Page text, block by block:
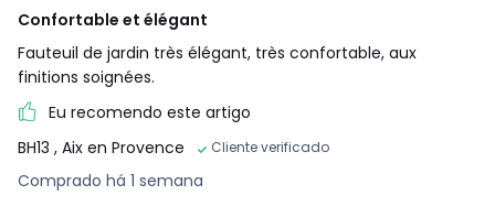
Confortable et élégant
Fauteuil de jardin très élégant, très confortable, aux
finitions soignées.
Eu recomendo este artigo
BH13 , Aix en Provence Cliente verificado
Comprado há 1 semana